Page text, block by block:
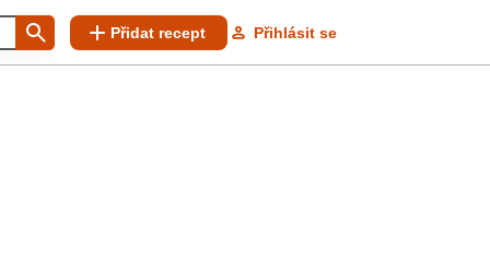
Přidat recept Přihlásit se